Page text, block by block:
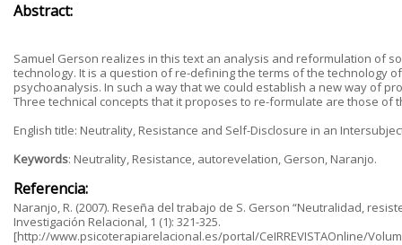
Abstract:
Samuel Gerson realizes in this text an analysis and reformulation of
technology. It is a question of re-defining the terms of the technology
psychoanalysis. In such a way that we could establish a new way of
Three technical concepts that it proposes to re-formulate are those
English title: Neutrality, Resistance and Self-Disclosure in an
Keywords: Neutrality, Resistance, autorevelation, Gerson, Naranjo.
Referencia:
Naranjo, R. (2007). Reseña del trabajo de S. Gerson “Neutralidad,
Investigación Relacional, 1 (1): 321-325.
[http://www.psicoterapiarelacional.es/portal/CeIRREVISTAOnline/